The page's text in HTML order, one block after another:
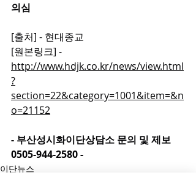
의심
[출처] - 현대종교
[원본링크] -
http://www.hdjk.co.kr/news/view.html
?
section=22&category=1001&item=&n
o=21152
- 부산성시화이단상담소 문의 및 제보
0505-944-2580 -
이단뉴스